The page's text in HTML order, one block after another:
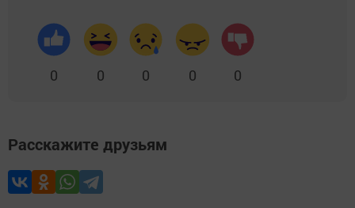
0 0 0 0 0
Расскажите друзьям